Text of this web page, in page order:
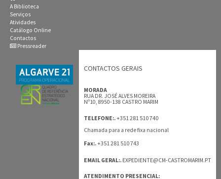
A Biblioteca
Serviços
Atividades
Catálogo Online
Contactos
Pressreader
CONTACTOS GERAIS
MORADA
RUA DR. JOSÉ ALVES MOREIRA
Nº10, 8950-138 CASTRO MARIM
TELEFONE:.+351 281 510 740
Chamada para a rede fixa nacional
Fax:.+351 281 510 743
EMAIL GERAL:. EXPEDIENTE@CM-CASTROMARIM.PT
ATENDIMENTO PRESENCIAL: